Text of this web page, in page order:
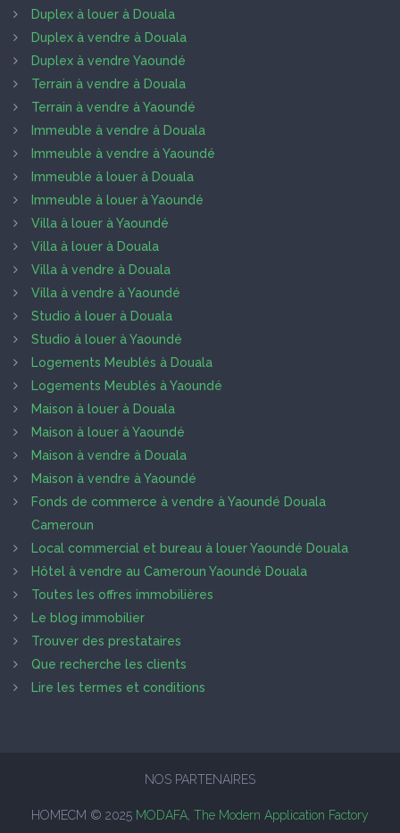
Duplex à louer à Douala
Duplex à vendre à Douala
Duplex à vendre Yaoundé
Terrain à vendre à Douala
Terrain à vendre à Yaoundé
Immeuble à vendre à Douala
Immeuble à vendre à Yaoundé
Immeuble à louer à Douala
Immeuble à louer à Yaoundé
Villa à louer à Yaoundé
Villa à louer à Douala
Villa à vendre à Douala
Villa à vendre à Yaoundé
Studio à louer à Douala
Studio à louer à Yaoundé
Logements Meublés à Douala
Logements Meublés à Yaoundé
Maison à louer à Douala
Maison à louer à Yaoundé
Maison à vendre à Douala
Maison à vendre à Yaoundé
Fonds de commerce à vendre à Yaoundé Douala
Cameroun
Local commercial et bureau à louer Yaoundé Douala
Hôtel à vendre au Cameroun Yaoundé Douala
Toutes les offres immobilières
Le blog immobilier
Trouver des prestataires
Que recherche les clients
Lire les termes et conditions
NOS PARTENAIRES
HOMECM © 2025 MODAFA, The Modern Application Factory